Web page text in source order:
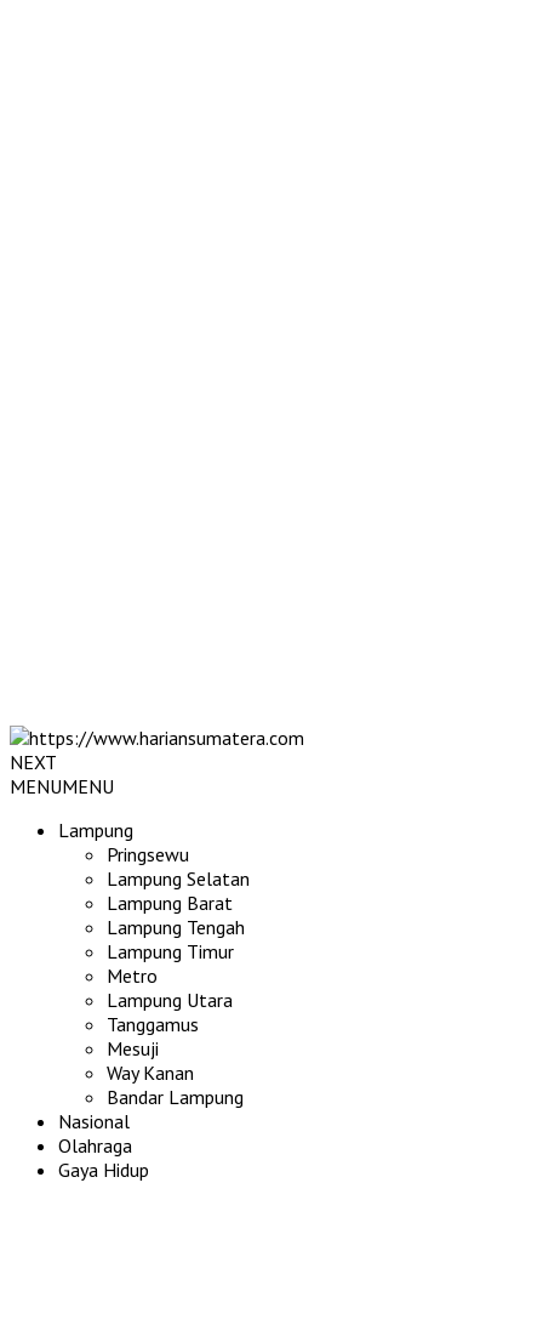
NEXT
MENUMENU
Lampung
Pringsewu
Lampung Selatan
Lampung Barat
Lampung Tengah
Lampung Timur
Metro
Lampung Utara
Tanggamus
Mesuji
Way Kanan
Bandar Lampung
Nasional
Olahraga
Gaya Hidup